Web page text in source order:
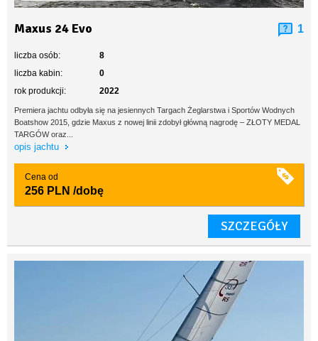
Maxus 24 Evo 1
liczba osób:
8
liczba kabin:
0
rok produkcji:
2022
Premiera jachtu odbyła się na jesiennych Targach Żeglarstwa i Sportów Wodnych
Boatshow 2015, gdzie Maxus z nowej linii zdobył główną nagrodę – ZŁOTY MEDAL
TARGÓW oraz...
opis jachtu
Cena od
256 PLN /dobę
SZCZEGÓŁY